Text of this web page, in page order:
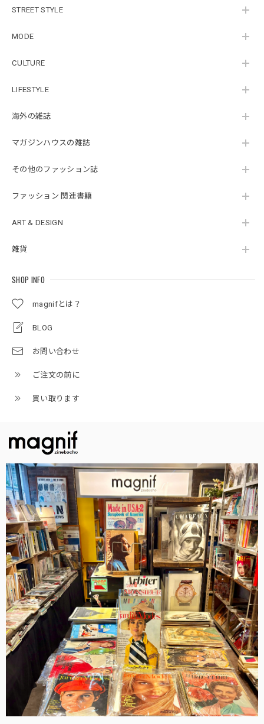
STREET STYLE
MODE
CULTURE
LIFESTYLE
海外の雑誌
マガジンハウスの雑誌
その他のファッション誌
ファッション 関連書籍
ART & DESIGN
雑貨
SHOP INFO
magnifとは？
BLOG
お問い合わせ
ご注文の前に
買い取ります